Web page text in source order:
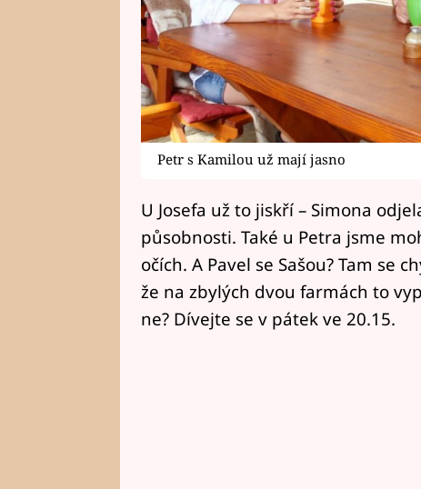
Petr s Kamilou už mají jasno
U Josefa už to jiskří – Simona
působnosti. Také u Petra jsme
očích. A Pavel se Sašou? Tam se
že na zbylých dvou farmách to
ne? Dívejte se v pátek ve 20.15.